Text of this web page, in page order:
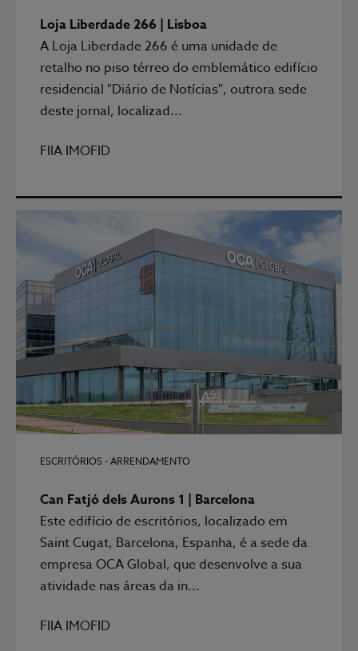
Loja Liberdade 266 | Lisboa
A Loja Liberdade 266 é uma unidade de
retalho no piso térreo do emblemático edifício
residencial "Diário de Notícias", outrora sede
deste jornal, localizad...
FIIA IMOFID
ESCRITÓRIOS - ARRENDAMENTO
Can Fatjó dels Aurons 1 | Barcelona
Este edifício de escritórios, localizado em
Saint Cugat, Barcelona, Espanha, é a sede da
empresa OCA Global, que desenvolve a sua
atividade nas áreas da in...
FIIA IMOFID